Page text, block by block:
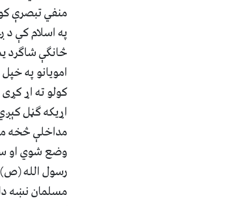
منفي تبصرې
په اسلام کې
څانګې شاګرد
کولو ته اړ
اړیکه ګڼل
مداخلې څخه
وضع شوي او
رسول الله
مسلمان نښه